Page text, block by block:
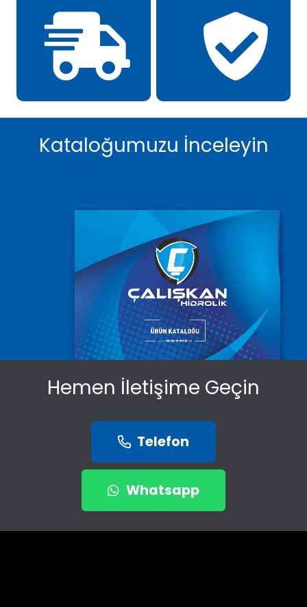
Kataloğumuzu İnceleyin
Hemen İletişime Geçin
Telefon
Whatsapp